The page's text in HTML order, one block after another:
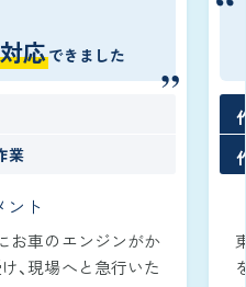
応できました
業
ント
お車のエンジンがか
、現場へと急行いた